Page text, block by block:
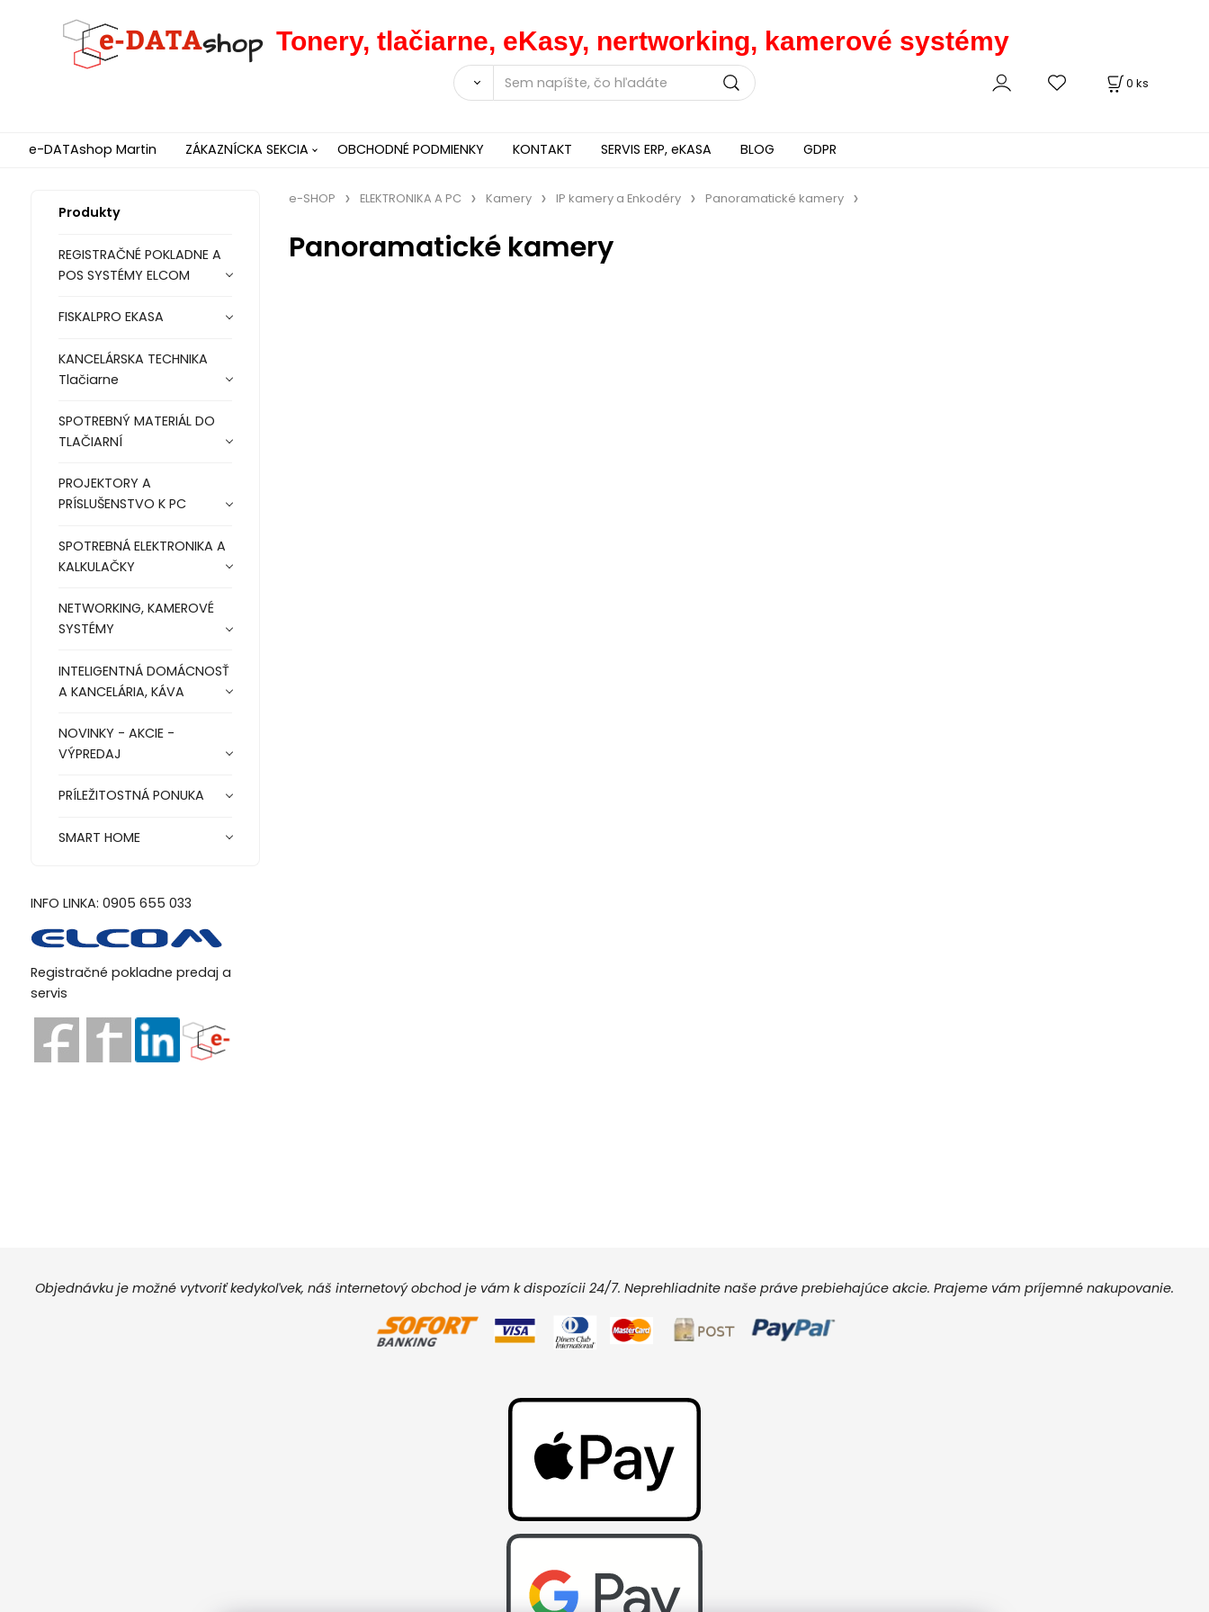
Tonery, tlačiarne, eKasy, nertworking, kamerové systémy
0 ks
e-DATAshop Martin ZÁKAZNÍCKA SEKCIA OBCHODNÉ PODMIENKY KONTAKT SERVIS ERP, eKASA BLOG GDPR
Produkty
REGISTRAČNÉ POKLADNE A
POS SYSTÉMY ELCOM
FISKALPRO EKASA
KANCELÁRSKA TECHNIKA
Tlačiarne
SPOTREBNÝ MATERIÁL DO
TLAČIARNÍ
PROJEKTORY A
PRÍSLUŠENSTVO K PC
SPOTREBNÁ ELEKTRONIKA A
KALKULAČKY
NETWORKING, KAMEROVÉ
SYSTÉMY
INTELIGENTNÁ DOMÁCNOSŤ
A KANCELÁRIA, KÁVA
NOVINKY - AKCIE -
VÝPREDAJ
PRÍLEŽITOSTNÁ PONUKA
SMART HOME
INFO LINKA: 0905 655 033
Registračné pokladne predaj a
servis
e-SHOP ELEKTRONIKA A PC Kamery IP kamery a Enkodéry Panoramatické kamery
Panoramatické kamery
Objednávku je možné vytvoriť kedykoľvek, náš internetový obchod je vám k dispozícii 24/7. Neprehliadnite naše práve prebiehajúce akcie. Prajeme vám príjemné nakupovanie.